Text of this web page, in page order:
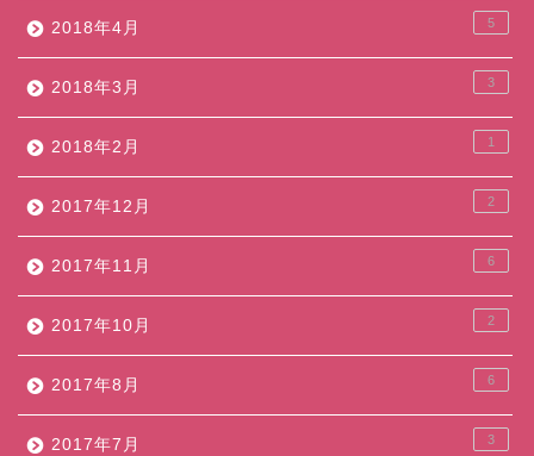
2018年4月 5
2018年3月 3
2018年2月 1
2017年12月 2
2017年11月 6
2017年10月 2
2017年8月 6
2017年7月 3